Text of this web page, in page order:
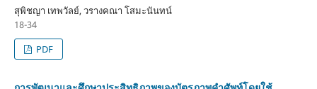
สุพิชญา เทพวัลย์, วรางคณา โสมะนันทน์
18-34
PDF